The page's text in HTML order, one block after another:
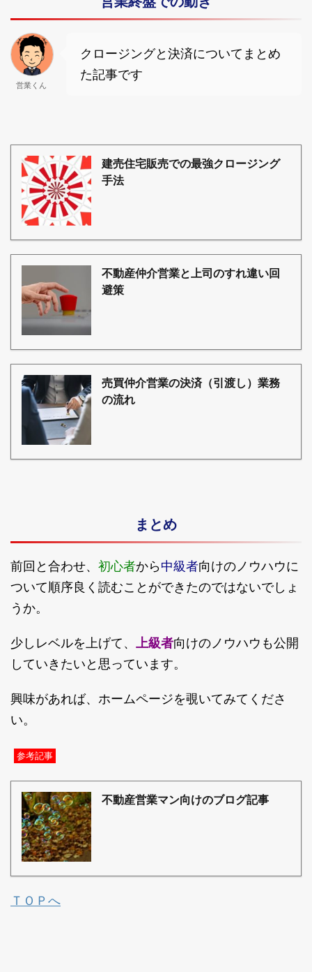
営業くん
クロージングと決済についてまとめ
た記事です
建売住宅販売での最強クロージング
手法
不動産仲介営業と上司のすれ違い回
避策
売買仲介営業の決済（引渡し）業務
の流れ
まとめ
前回と合わせ、 初心者から中級者向けのノウハウに
ついて順序良く読むことができたのではないでしょ
うか。
少しレベルを上げて、 上級者向けのノウハウも公開
していきたいと思っています。
興味があれば、ホームページを覗いてみてくださ
い。
参考記事
不動産営業マン向けのブログ記事
ＴＯＰへ